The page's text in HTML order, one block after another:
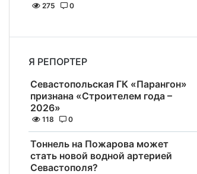
275 0
Я РЕПОРТЕР
Севастопольская ГК «Парангон»
признана «Строителем года –
2026»
118 0
Тоннель на Пожарова может
стать новой водной артерией
Севастополя?